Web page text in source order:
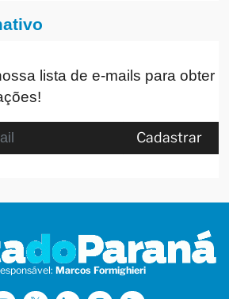
lista de e-mails para obter
Cadastrar
Marcos Formighieri